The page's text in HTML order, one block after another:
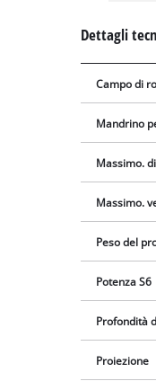
Dettagli
Campo di
Mandrino
Massimo.
Massimo.
Peso del
Potenza S6
Profondità
Proiezione